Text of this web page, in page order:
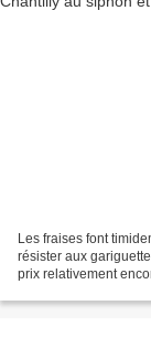
Les fraises font
résister aux
prix relativement